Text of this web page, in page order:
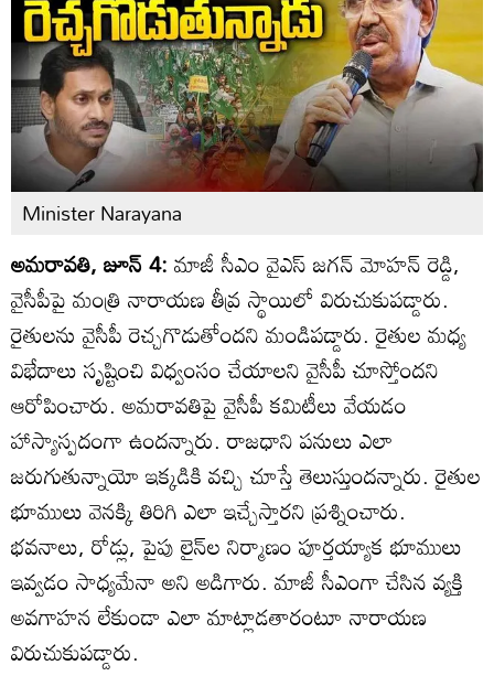
Minister Narayana
అమరావతి, జూన్ 4:మాజీ సీఎం వైఎస్ జగన్ మోహన్ రెడ్డి,
వైసీపీపై మంత్రి నారాయణ తీవ్ర స్థాయిలో విరుచుకుపడ్డారు.
రైతులను వైసీపీ రెచ్చగొడుతోందని మండిపడ్డారు. రైతుల మధ్య
విభేదాలు సృష్టించి విధ్వంసం చేయాలని వైసీపీ చూస్తోందని
ఆరోపించారు. అమరావతిపై వైసీపీ కమిటీలు వేయడం
హాస్యాస్పదంగా ఉందన్నారు. రాజధాని పనులు ఎలా
జరుగుతున్నాయో ఇక్కడికి వచ్చి చూస్తే తెలుస్తుందన్నారు. రైతుల
భూములు వెనక్కి తిరిగి ఎలా ఇచ్చేస్తారని ప్రశ్నించారు.
భవనాలు, రోడ్లు, పైపు లైన్‌ల నిర్మాణం పూర్తయ్యాక భూములు
ఇవ్వడం సాధ్యమేనా అని అడిగారు. మాజీ సీఎంగా చేసిన వ్యక్తి
అవగాహన లేకుండా ఎలా మాట్లాడతారంటూ నారాయణ
విరుచుకుపడ్డారు.